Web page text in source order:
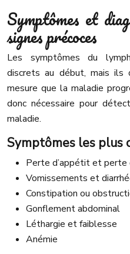
Symptômes et
signes précoces
Les symptômes du
discrets au début, mais ils
mesure que la maladie
donc nécessaire pour
maladie.
Symptômes les plus
Perte d’appétit et perte
Vomissements et
Constipation ou
Gonflement abdominal
Léthargie et faiblesse
Anémie